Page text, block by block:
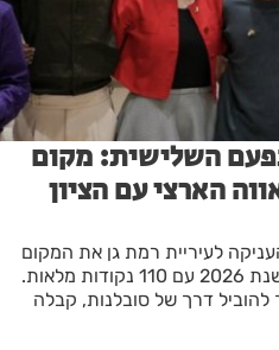
השלישית: מקום
הארצי עם הציון
לעיריית רמת גן את המקום
הראשון במדד הגאווה לשנת 2026 עם 110 נקודות מלאות.
להוביל דרך של סובלנות, קבלה